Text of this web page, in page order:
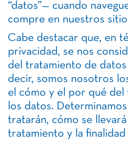
“datos”— cuando
compre en nuestros
Cabe destacar que, en
privacidad, se nos
del tratamiento de datos
decir, somos nosotros
el cómo y el por qué
los datos.
tratarán, cómo se llevará
tratamiento y la finalidad